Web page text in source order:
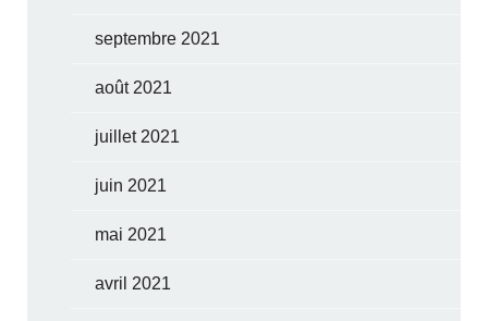
septembre 2021
août 2021
juillet 2021
juin 2021
mai 2021
avril 2021